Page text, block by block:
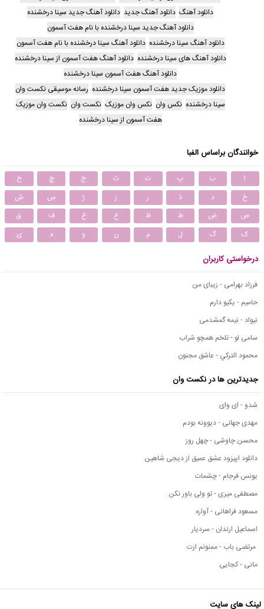
دانلود آهنگ دانلود آهنگ جدید دانلود آهنگ جدید سینا درخشنده
دانلود آهنگ جدید سینا درخشنده با نام هفت آسمون
دانلود آهنگ سینا درخشنده دانلود آهنگ سینا درخشنده با نام هفت آسمون
دانلود آهنگ های سینا درخشنده دانلود آهنگ هفت آسمون از سینا درخشنده
دانلود آهنگ هفت آسمون سینا درخشنده
دانلود موزیک جدید هفت آسمون سینا درخشنده رسانه موسیقی نکست وان
سینا درخشنده نکس وان نکس وان موزیک نکست وان نکست وان موزیک
هفت آسمون از سینا درخشنده
خوانندگان براساس الفبا
ا ب پ ت ث ج چ
ح
خ
د ذ ر ز ژ س
ش
ص
ض ط ظ ع غ ف
ق
ک
گ ل م ن و ه ی
درخواستی کاربران
فرزاد بهرامی - زیبای من
حامیم - یکیو دارم
نیواد - نیمه گمشدمی
سامی لو - تلخم همچو شراب
محمود التركي - عاشق مجنون
جدیدترین ها در نکست وان
شدو - ای وای
مهدی جهانی - دیوونه بودم
محسن چاوشی - چهل روز
دانلود اپیزود عشق عمیق از دیجی شاهین
یونس فرجام - چشمات
مصطفی میری - تو ولی باور نکن
مسعود فراهانی - آواره
اسماعیل ارندان - سردیار
مرتضی باب - ممنونم ازت
مانی - کجایی
لینک های سایت